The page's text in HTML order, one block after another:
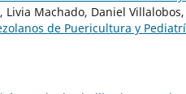
Machado, Daniel Villalobos,
de Puericultura y